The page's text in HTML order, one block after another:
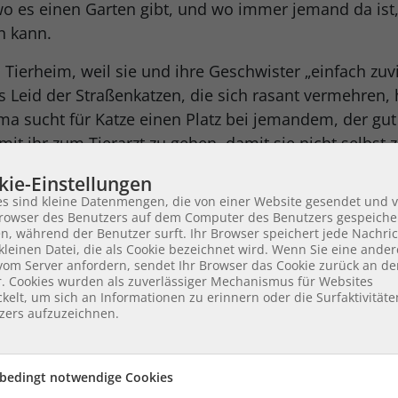
Einstellungen
sind kleine Datenmengen, die von einer Website gesendet und
des Benutzers auf dem Computer des Benutzers
während der Benutzer surft. Ihr Browser speichert jede
Datei, die als Cookie bezeichnet wird. Wenn Sie eine
Server anfordern, sendet Ihr Browser das Cookie zurück an
Cookies wurden als zuverlässiger Mechanismus für Websites
um sich an Informationen zu erinnern oder die
aufzuzeichnen.
notwendige Cookies
es einen Garten gibt, und wo immer jemand da
kann.
Tierheim, weil sie und ihre Geschwister „einfach
Leid der Straßenkatzen, die sich rasant vermehren,
sucht für Katze einen Platz bei jemandem, der
ihr zum Tierarzt zu gehen, damit sie nicht selbst
die auf der Straße landen. Schließlich ist da
der weggegeben wurde, weil er nicht mehr
ein bisschen stinkt und überhaupt nicht mehr
überlegen alle, wie man Hubert anpreisen
findet. Erst scheint es, als ob Hubert wirklich
interessieren könnte – doch dann erkennen sie
sein.
es, für alle drei Freunde einen guten Platz zu
wieder ruhigen Gewissens mit seiner Emma